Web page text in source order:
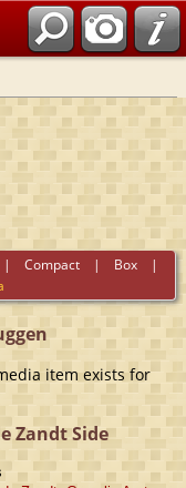
|Compact | Box |
item exists for
Zandt Side